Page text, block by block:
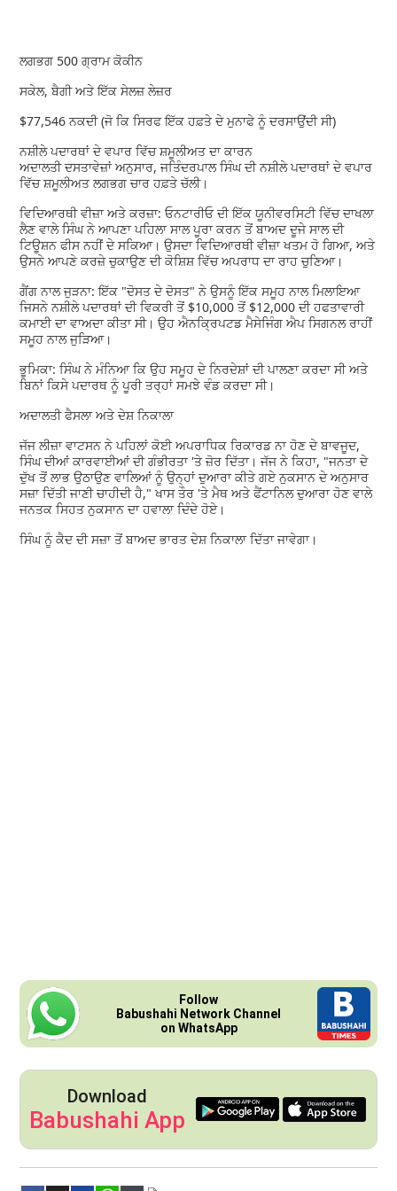
ਲਗਭਗ 500 ਗ੍ਰਾਮ ਕੋਕੀਨ
ਸਕੇਲ, ਬੈਗੀ ਅਤੇ ਇੱਕ ਸੇਲਜ਼ ਲੇਜ਼ਰ
$77,546 ਨਕਦੀ (ਜੋ ਕਿ ਸਿਰਫ ਇੱਕ ਹਫ਼ਤੇ ਦੇ ਮੁਨਾਫੇ ਨੂੰ ਦਰਸਾਉਂਦੀ ਸੀ)
ਨਸ਼ੀਲੇ ਪਦਾਰਥਾਂ ਦੇ ਵਪਾਰ ਵਿੱਚ ਸ਼ਮੂਲੀਅਤ ਦਾ ਕਾਰਨ
ਅਦਾਲਤੀ ਦਸਤਾਵੇਜ਼ਾਂ ਅਨੁਸਾਰ, ਜਤਿੰਦਰਪਾਲ ਸਿੰਘ ਦੀ ਨਸ਼ੀਲੇ ਪਦਾਰਥਾਂ ਦੇ ਵਪਾਰ
ਵਿੱਚ ਸ਼ਮੂਲੀਅਤ ਲਗਭਗ ਚਾਰ ਹਫ਼ਤੇ ਚੱਲੀ।
ਵਿਦਿਆਰਥੀ ਵੀਜ਼ਾ ਅਤੇ ਕਰਜ਼ਾ: ਓਨਟਾਰੀਓ ਦੀ ਇੱਕ ਯੂਨੀਵਰਸਿਟੀ ਵਿੱਚ ਦਾਖਲਾ
ਲੈਣ ਵਾਲੇ ਸਿੰਘ ਨੇ ਆਪਣਾ ਪਹਿਲਾ ਸਾਲ ਪੂਰਾ ਕਰਨ ਤੋਂ ਬਾਅਦ ਦੂਜੇ ਸਾਲ ਦੀ
ਟਿਊਸ਼ਨ ਫੀਸ ਨਹੀਂ ਦੇ ਸਕਿਆ। ਉਸਦਾ ਵਿਦਿਆਰਥੀ ਵੀਜ਼ਾ ਖਤਮ ਹੋ ਗਿਆ, ਅਤੇ
ਉਸਨੇ ਆਪਣੇ ਕਰਜ਼ੇ ਚੁਕਾਉਣ ਦੀ ਕੋਸ਼ਿਸ਼ ਵਿੱਚ ਅਪਰਾਧ ਦਾ ਰਾਹ ਚੁਣਿਆ।
ਗੈਂਗ ਨਾਲ ਜੁੜਨਾ: ਇੱਕ "ਦੋਸਤ ਦੇ ਦੋਸਤ" ਨੇ ਉਸਨੂੰ ਇੱਕ ਸਮੂਹ ਨਾਲ ਮਿਲਾਇਆ
ਜਿਸਨੇ ਨਸ਼ੀਲੇ ਪਦਾਰਥਾਂ ਦੀ ਵਿਕਰੀ ਤੋਂ $10,000 ਤੋਂ $12,000 ਦੀ ਹਫਤਾਵਾਰੀ
ਕਮਾਈ ਦਾ ਵਾਅਦਾ ਕੀਤਾ ਸੀ। ਉਹ ਐਨਕ੍ਰਿਪਟਡ ਮੈਸੇਜਿੰਗ ਐਪ ਸਿਗਨਲ ਰਾਹੀਂ
ਸਮੂਹ ਨਾਲ ਜੁੜਿਆ।
ਭੂਮਿਕਾ: ਸਿੰਘ ਨੇ ਮੰਨਿਆ ਕਿ ਉਹ ਸਮੂਹ ਦੇ ਨਿਰਦੇਸ਼ਾਂ ਦੀ ਪਾਲਣਾ ਕਰਦਾ ਸੀ ਅਤੇ
ਬਿਨਾਂ ਕਿਸੇ ਪਦਾਰਥ ਨੂੰ ਪੂਰੀ ਤਰ੍ਹਾਂ ਸਮਝੇ ਵੰਡ ਕਰਦਾ ਸੀ।
ਅਦਾਲਤੀ ਫੈਸਲਾ ਅਤੇ ਦੇਸ਼ ਨਿਕਾਲਾ
ਜੱਜ ਲੀਜ਼ਾ ਵਾਟਸਨ ਨੇ ਪਹਿਲਾਂ ਕੋਈ ਅਪਰਾਧਿਕ ਰਿਕਾਰਡ ਨਾ ਹੋਣ ਦੇ ਬਾਵਜੂਦ,
ਸਿੰਘ ਦੀਆਂ ਕਾਰਵਾਈਆਂ ਦੀ ਗੰਭੀਰਤਾ 'ਤੇ ਜ਼ੋਰ ਦਿੱਤਾ। ਜੱਜ ਨੇ ਕਿਹਾ, "ਜਨਤਾ ਦੇ
ਦੁੱਖ ਤੋਂ ਲਾਭ ਉਠਾਉਣ ਵਾਲਿਆਂ ਨੂੰ ਉਨ੍ਹਾਂ ਦੁਆਰਾ ਕੀਤੇ ਗਏ ਨੁਕਸਾਨ ਦੇ ਅਨੁਸਾਰ
ਸਜ਼ਾ ਦਿੱਤੀ ਜਾਣੀ ਚਾਹੀਦੀ ਹੈ," ਖਾਸ ਤੌਰ 'ਤੇ ਮੈਥ ਅਤੇ ਫੈਂਟਾਨਿਲ ਦੁਆਰਾ ਹੋਣ ਵਾਲੇ
ਜਨਤਕ ਸਿਹਤ ਨੁਕਸਾਨ ਦਾ ਹਵਾਲਾ ਦਿੰਦੇ ਹੋਏ।
ਸਿੰਘ ਨੂੰ ਕੈਦ ਦੀ ਸਜ਼ਾ ਤੋਂ ਬਾਅਦ ਭਾਰਤ ਦੇਸ਼ ਨਿਕਾਲਾ ਦਿੱਤਾ ਜਾਵੇਗਾ।
Follow
Babushahi Network Channel
on WhatsApp
Download
Babushahi App